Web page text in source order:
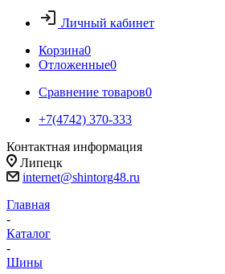
Личный кабинет
Корзина0
Отложенные0
Сравнение товаров0
+7(4742) 370-333
Контактная информация
Липецк
internet@shintorg48.ru
Главная
-
Каталог
-
Шины